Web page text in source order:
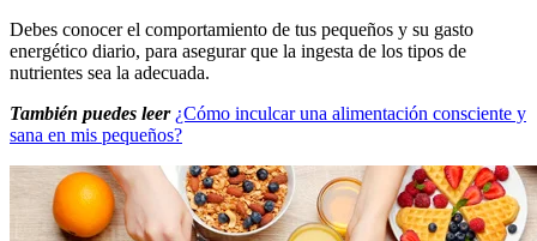
Debes conocer el comportamiento de tus pequeños y su gasto
energético diario, para asegurar que la ingesta de los tipos de
nutrientes sea la adecuada.
También puedes leer ¿Cómo inculcar una alimentación consciente y
sana en mis pequeños?